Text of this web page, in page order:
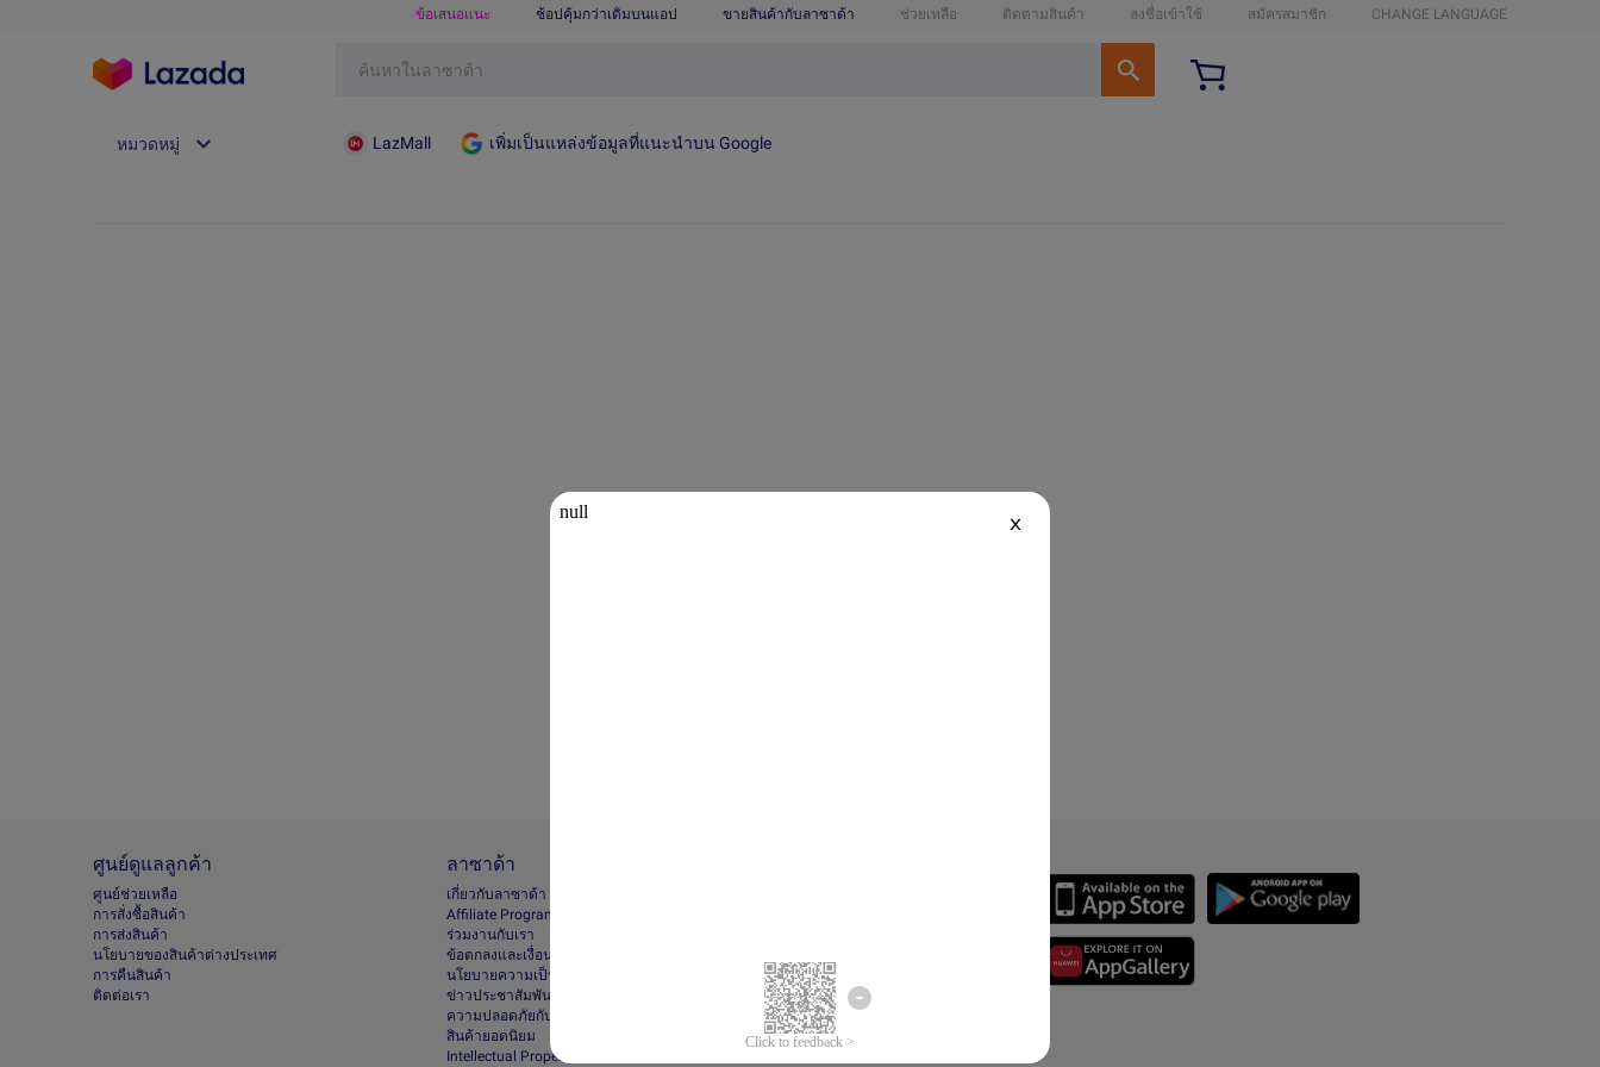
ข้อเสนอแนะ ช้อปคุ้มกว่าเดิมบนแอป ขายสินค้ากับลาซาด้า ช่วยเหลือ ติดตามสินค้า ลงชื่อเข้าใช้ สมัครสมาชิก CHANGE LANGUAGE
หมวดหมู่ LazMall เพิ่มเป็นแหล่งข้อมูลที่แนะนำบน Google
ศูนย์ดูแลลูกค้า
ศูนย์ช่วยเหลือ
การสั่งซื้อสินค้า
การส่งสินค้า
นโยบายของสินค้าต่างประเทศ
การคืนสินค้า
ติดต่อเรา
ลาซาด้า
เกี่ยวกับลาซาด้า
Afﬁliate Program
ร่วมงานกับเรา
ข้อตกลงและเงื่อนไข
นโยบายความเป็นส่วนตัว
ข่าวประชาสัมพันธ์
ความปลอดภัยกับลาซาด้า
สินค้ายอดนิยม
Intellectual Property Protection
X